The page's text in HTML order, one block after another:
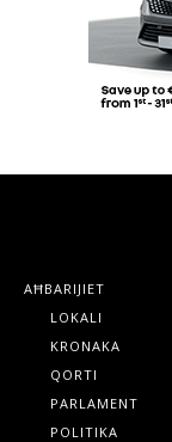
AĦBARIJIET
LOKALI
KRONAKA
QORTI
PARLAMENT
POLITIKA